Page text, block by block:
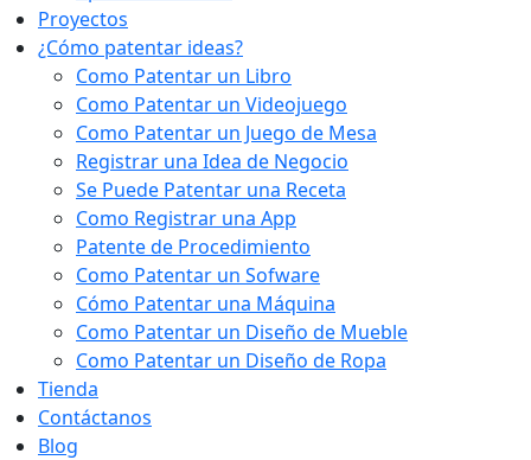
Proyectos
¿Cómo patentar ideas?
Como Patentar un Libro
Como Patentar un Videojuego
Como Patentar un Juego de Mesa
Registrar una Idea de Negocio
Se Puede Patentar una Receta
Como Registrar una App
Patente de Procedimiento
Como Patentar un Sofware
Cómo Patentar una Máquina
Como Patentar un Diseño de Mueble
Como Patentar un Diseño de Ropa
Tienda
Contáctanos
Blog